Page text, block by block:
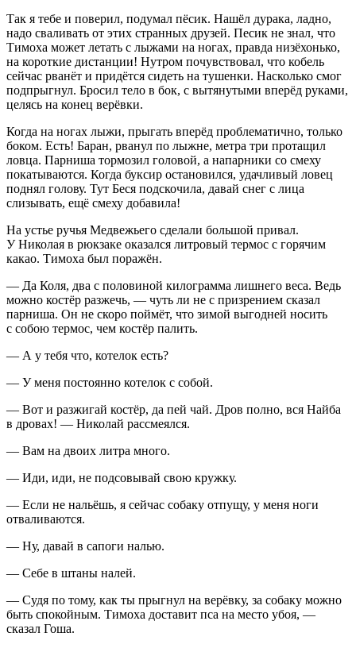
Так я тебе и поверил, подумал пёсик. Нашёл дурака, ладно,
надо сваливать от этих странных друзей. Песик не знал, что
Тимоха может летать с лыжами на ногах, правда низёхонько,
на короткие дистанции! Нутром почувствовал, что кобель
сейчас рванёт и придётся сидеть на тушенки. Насколько смог
подпрыгнул. Бросил тело в бок, с вытянутыми вперёд руками,
целясь на конец верёвки.
Когда на ногах лыжи, прыгать вперёд проблематично, только
боком. Есть! Баран, рванул по лыжне, метра три протащил
ловца. Парниша тормозил головой, а напарники со смеху
покатываются. Когда буксир остановился, удачливый ловец
поднял голову. Тут Беся подскочила, давай снег с лица
слизывать, ещё смеху добавила!
На устье ручья Медвежьего сделали большой привал.
У Николая в рюкзаке оказался литровый термос с горячим
какао. Тимоха был поражён.
— Да Коля, два с половиной килограмма лишнего веса. Ведь
можно костёр разжечь, — чуть ли не с призрением сказал
парниша. Он не скоро поймёт, что зимой выгодней носить
с собою термос, чем костёр палить.
— А у тебя что, котелок есть?
— У меня постоянно котелок с собой.
— Вот и разжигай костёр, да пей чай. Дров полно, вся Найба
в дровах! — Николай рассмеялся.
— Вам на двоих литра много.
— Иди, иди, не подсовывай свою кружку.
— Если не нальёшь, я сейчас собаку отпущу, у меня ноги
отваливаются.
— Ну, давай в сапоги налью.
— Себе в штаны налей.
— Судя по тому, как ты прыгнул на верёвку, за собаку можно
быть спокойным. Тимоха доставит пса на место убоя, —
сказал Гоша.